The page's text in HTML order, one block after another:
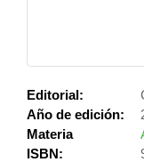
Editorial:
Año de edición:
Materia
ISBN: